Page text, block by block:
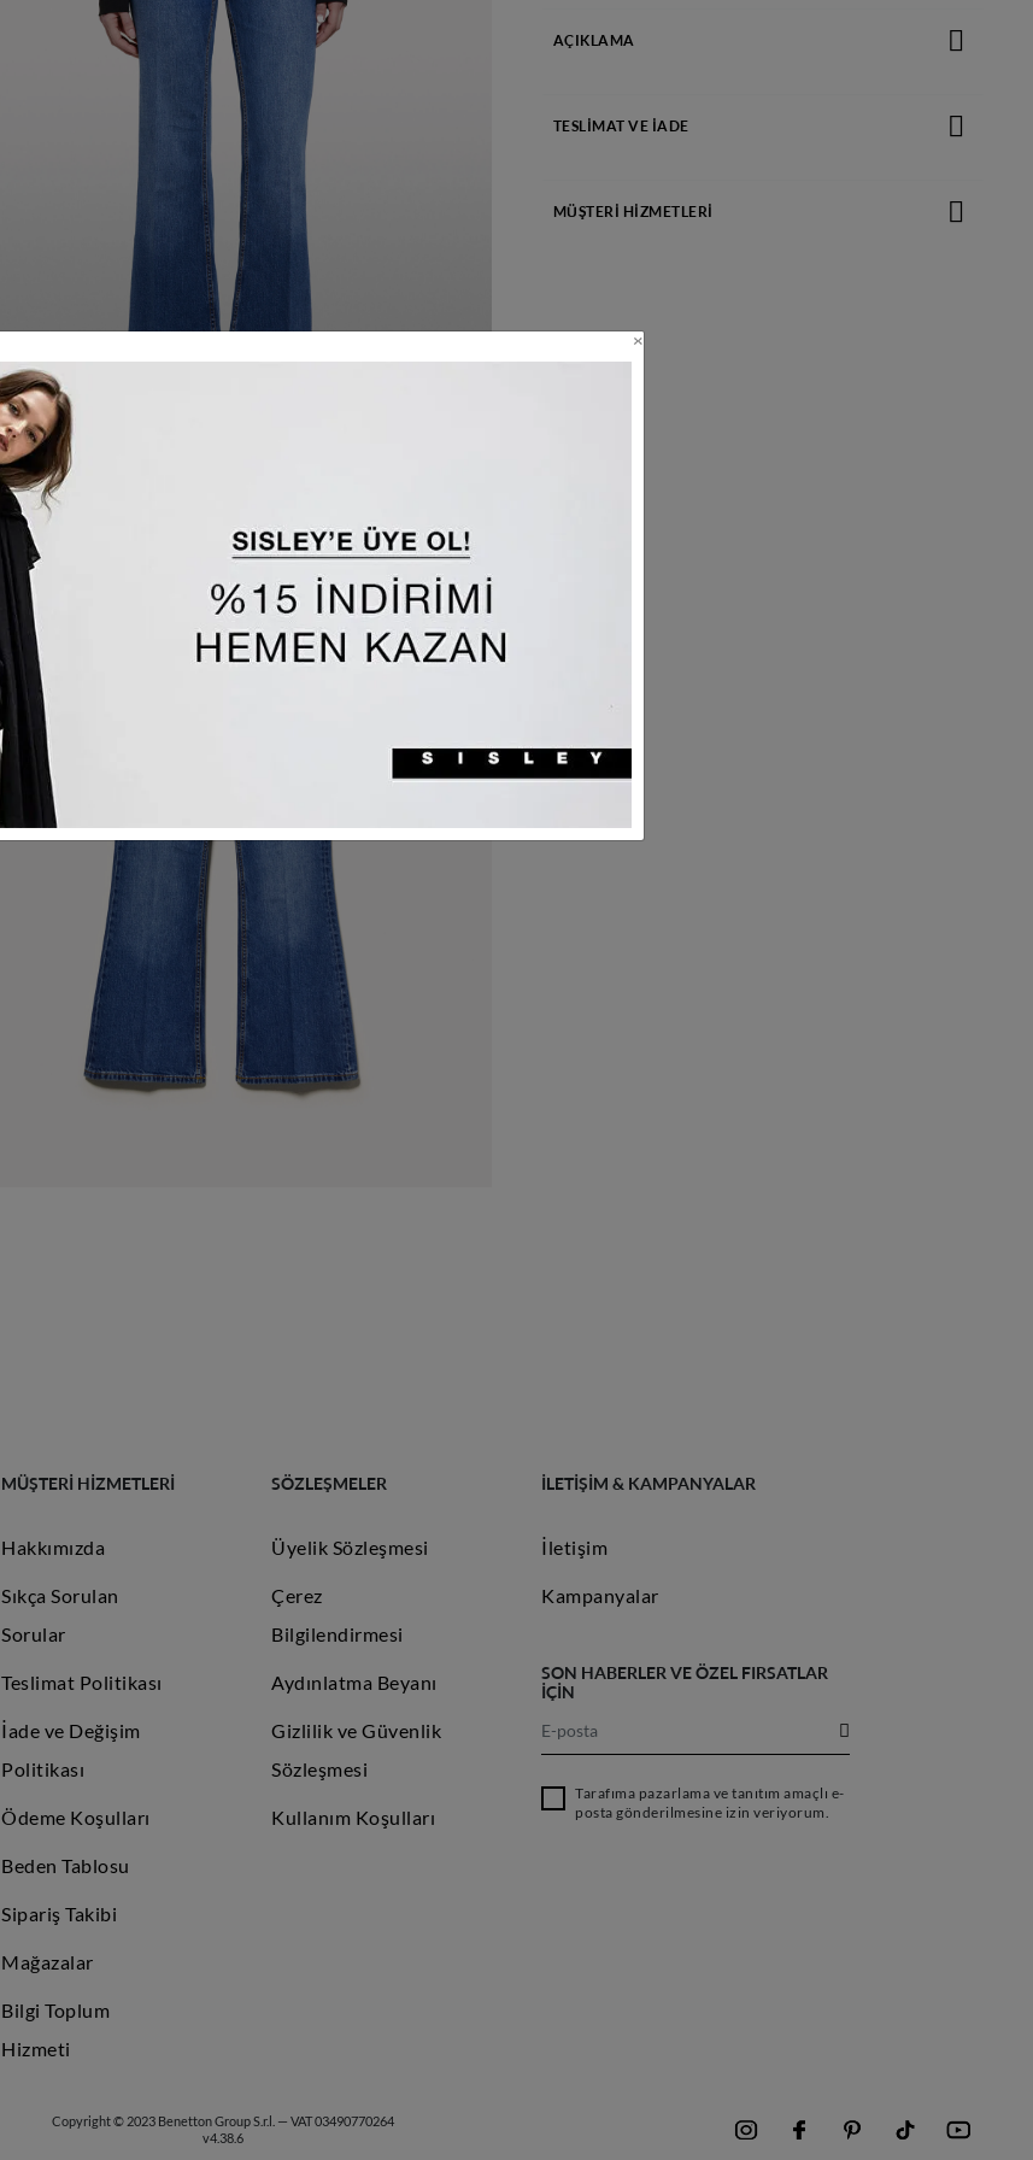
AÇIKLAMA
Kuru temizleme uygulanamaz.
TESLIMAT VE İADE
MÜŞTERI HIZMETLERI
MÜŞTERİ HİZMETLERİ
Hakkımızda
Sıkça Sorulan
Sorular
Teslimat Politikası
İade ve Değişim
Politikası
Ödeme Koşulları
Beden Tablosu
Sipariş Takibi
Mağazalar
Bilgi Toplum
Hizmeti
SÖZLEŞMELER
Üyelik Sözleşmesi
Çerez
Bilgilendirmesi
Aydınlatma Beyanı
Gizlilik ve Güvenlik
Sözleşmesi
Kullanım Koşulları
İLETIŞIM & KAMPANYALAR
İletişim
Kampanyalar
SON HABERLER VE ÖZEL FIRSATLAR
İÇİN
Tarafıma pazarlama ve tanıtım amaçlı e-
posta gönderilmesine izin veriyorum.
Copyright © 2023 Benetton Group S.r.l. — VAT 03490770264
v4.38.6
×